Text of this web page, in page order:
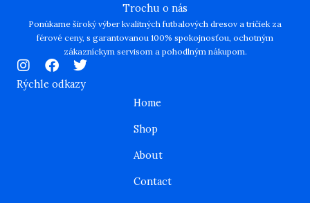
Trochu o nás
Ponúkame široký výber kvalitných futbalových dresov a tričiek za
férové ceny, s garantovanou 100% spokojnosťou, ochotným
zákazníckym servisom a pohodlným nákupom.
I
n
s
F
a
c
T
w
i
Rýchle odkazy
Home
Shop
About
Contact